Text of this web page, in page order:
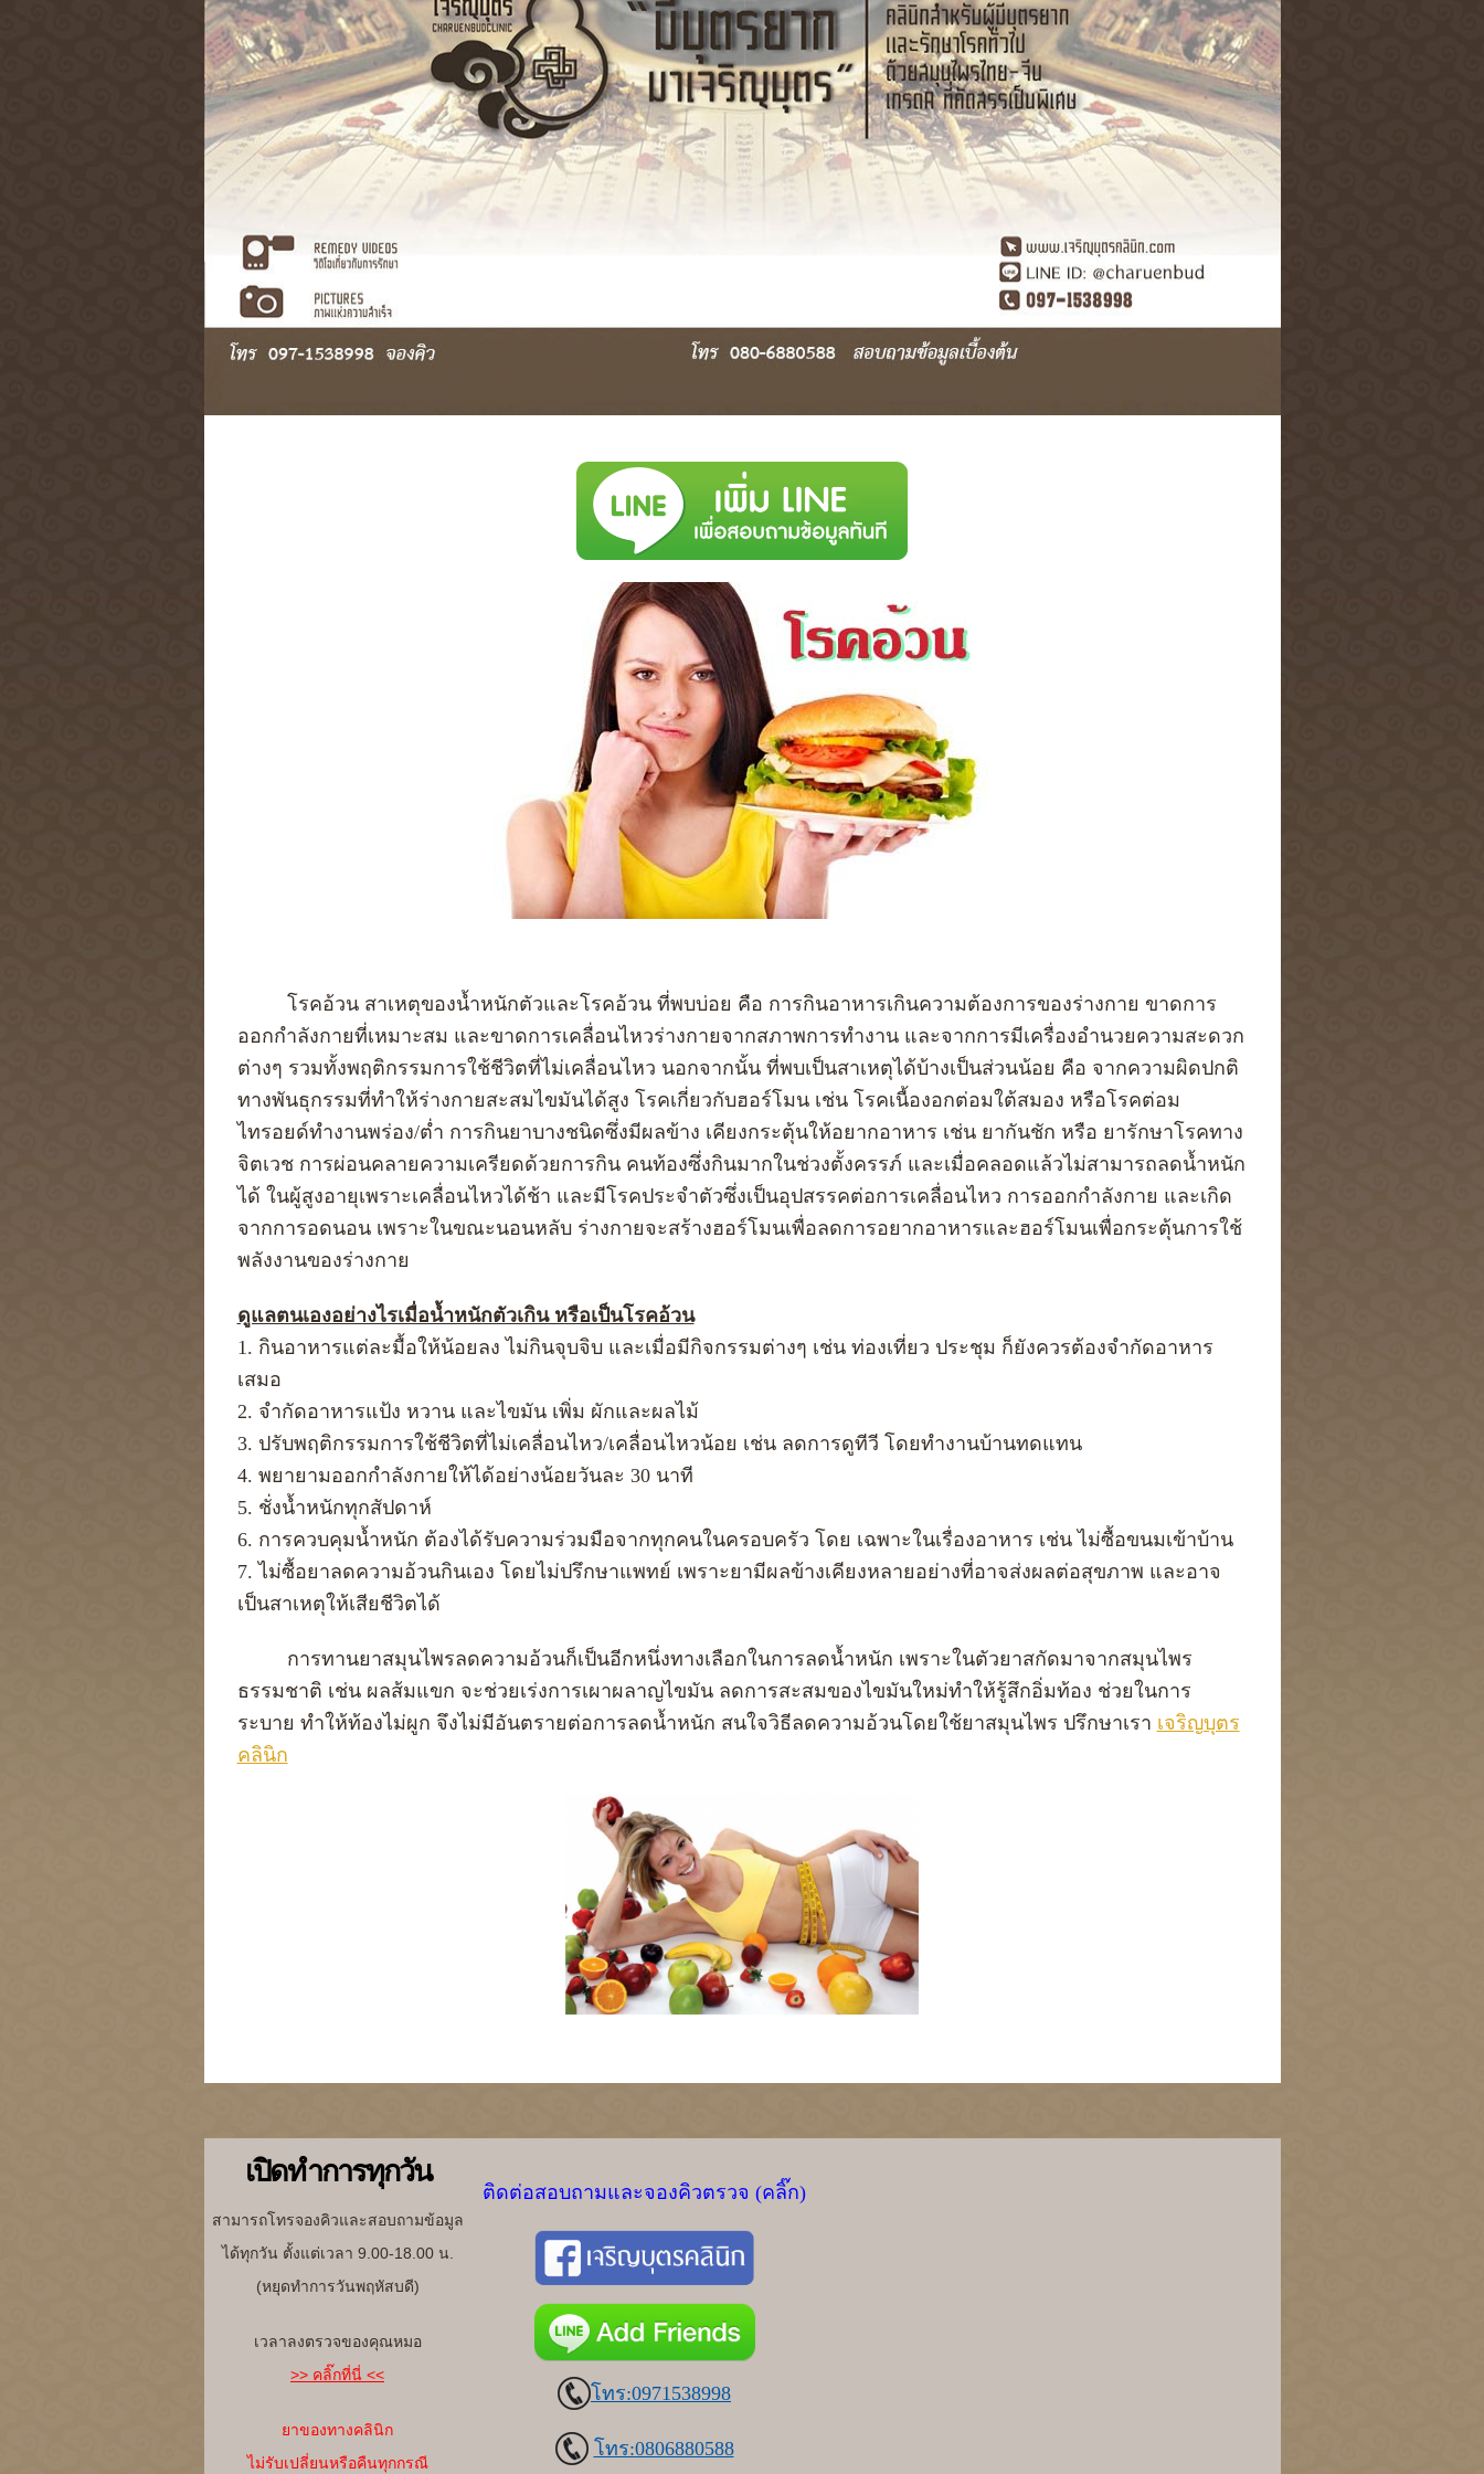
โรคอ้วน สาเหตุของน้ำหนักตัวและโรคอ้วน ที่พบบ่อย คือ การกินอาหารเกินความต้องการของร่างกาย ขาดการ
ออกกำลังกายที่เหมาะสม และขาดการเคลื่อนไหวร่างกายจากสภาพการทำงาน และจากการมีเครื่องอำนวยความสะดวก
ต่างๆ รวมทั้งพฤติกรรมการใช้ชีวิตที่ไม่เคลื่อนไหว นอกจากนั้น ที่พบเป็นสาเหตุได้บ้างเป็นส่วนน้อย คือ จากความผิดปกติ
ทางพันธุกรรมที่ทำให้ร่างกายสะสมไขมันได้สูง โรคเกี่ยวกับฮอร์โมน เช่น โรคเนื้องอกต่อมใต้สมอง หรือโรคต่อม
ไทรอยด์ทำงานพร่อง/ต่ำ การกินยาบางชนิดซึ่งมีผลข้าง เคียงกระตุ้นให้อยากอาหาร เช่น ยากันชัก หรือ ยารักษาโรคทาง
จิตเวช การผ่อนคลายความเครียดด้วยการกิน คนท้องซึ่งกินมากในช่วงตั้งครรภ์ และเมื่อคลอดแล้วไม่สามารถลดน้ำหนัก
ได้ ในผู้สูงอายุเพราะเคลื่อนไหวได้ช้า และมีโรคประจำตัวซึ่งเป็นอุปสรรคต่อการเคลื่อนไหว การออกกำลังกาย และเกิด
จากการอดนอน เพราะในขณะนอนหลับ ร่างกายจะสร้างฮอร์โมนเพื่อลดการอยากอาหารและฮอร์โมนเพื่อกระตุ้นการใช้
พลังงานของร่างกาย
ดูแลตนเองอย่างไรเมื่อน้ำหนักตัวเกิน หรือเป็นโรคอ้วน
1. กินอาหารแต่ละมื้อให้น้อยลง ไม่กินจุบจิบ และเมื่อมีกิจกรรมต่างๆ เช่น ท่องเที่ยว ประชุม ก็ยังควรต้องจำกัดอาหาร
เสมอ
2. จำกัดอาหารแป้ง หวาน และไขมัน เพิ่ม ผักและผลไม้
3. ปรับพฤติกรรมการใช้ชีวิตที่ไม่เคลื่อนไหว/เคลื่อนไหวน้อย เช่น ลดการดูทีวี โดยทำงานบ้านทดแทน
4. พยายามออกกำลังกายให้ได้อย่างน้อยวันละ 30 นาที
5. ชั่งน้ำหนักทุกสัปดาห์
6. การควบคุมน้ำหนัก ต้องได้รับความร่วมมือจากทุกคนในครอบครัว โดย เฉพาะในเรื่องอาหาร เช่น ไม่ซื้อขนมเข้าบ้าน
7. ไม่ซื้อยาลดความอ้วนกินเอง โดยไม่ปรึกษาแพทย์ เพราะยามีผลข้างเคียงหลายอย่างที่อาจส่งผลต่อสุขภาพ และอาจ
เป็นสาเหตุให้เสียชีวิตได้
การทานยาสมุนไพรลดความอ้วนก็เป็นอีกหนึ่งทางเลือกในการลดน้ำหนัก เพราะในตัวยาสกัดมาจากสมุนไพร
ธรรมชาติ เช่น ผลส้มแขก จะช่วยเร่งการเผาผลาญไขมัน ลดการสะสมของไขมันใหม่ทำให้รู้สึกอิ่มท้อง ช่วยในการ
ระบาย ทำให้ท้องไม่ผูก จึงไม่มีอันตรายต่อการลดน้ำหนัก สนใจวิธีลดความอ้วนโดยใช้ยาสมุนไพร ปรึกษาเรา เจริญบุตร
คลินิก
เปิดทำการทุกวัน
สามารถโทรจองคิวและสอบถามข้อมูล
ได้ทุกวัน ตั้งแต่เวลา 9.00-18.00 น.
(หยุดทำการวันพฤหัสบดี)
เวลาลงตรวจของคุณหมอ
>> คลิ๊กที่นี่ <<
ยาของทางคลินิก
ไม่รับเปลี่ยนหรือคืนทุกกรณี
ติดต่อสอบถามและจองคิวตรวจ (คลิ๊ก)
โทร:0971538998
โทร:0806880588